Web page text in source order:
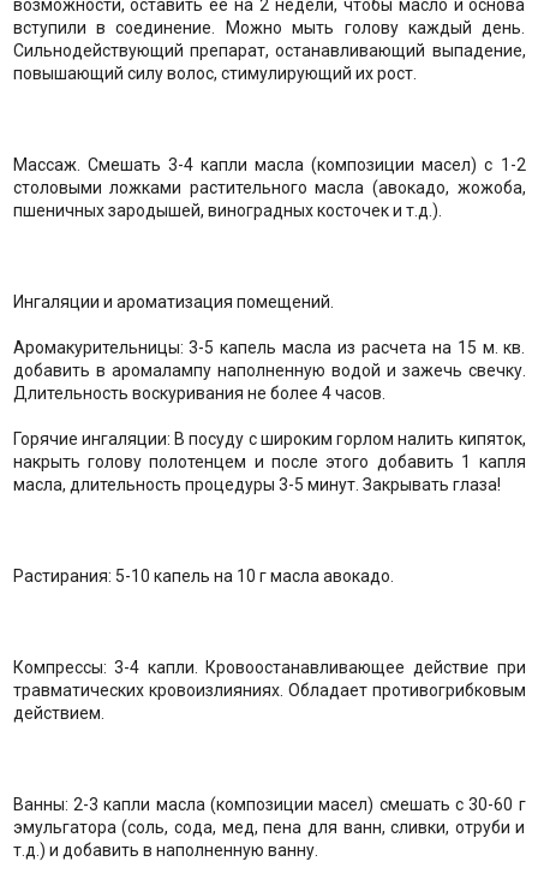
возможности, оставить ее на 2 недели, чтобы масло и основа
вступили в соединение. Можно мыть голову каждый день.
Сильнодействующий препарат, останавливающий выпадение,
повышающий силу волос, стимулирующий их рост.
Массаж. Смешать 3-4 капли масла (композиции масел) с 1-2
столовыми ложками растительного масла (авокадо, жожоба,
пшеничных зародышей, виноградных косточек и т.д.).
Ингаляции и ароматизация помещений.
Аромакурительницы: 3-5 капель масла из расчета на 15 м. кв.
добавить в аромалампу наполненную водой и зажечь свечку.
Длительность воскуривания не более 4 часов.
Горячие ингаляции: В посуду с широким горлом налить кипяток,
накрыть голову полотенцем и после этого добавить 1 капля
масла, длительность процедуры 3-5 минут. Закрывать глаза!
Растирания: 5-10 капель на 10 г масла авокадо.
Компрессы: 3-4 капли. Кровоостанавливающее действие при
травматических кровоизлияниях. Обладает противогрибковым
действием.
Ванны: 2-3 капли масла (композиции масел) смешать с 30-60 г
эмульгатора (соль, сода, мед, пена для ванн, сливки, отруби и
т.д.) и добавить в наполненную ванну.